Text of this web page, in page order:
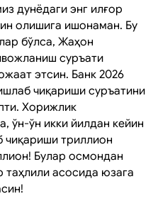
дунёдаги энг илғор
олишига ишонаман. Бу
бўлса, Жаҳон
суръати
этсин. Банк 2026
чиқариши суръатини
Хорижлик
ўн-ўн икки йилдан кейин
чиқариши триллион
Булар осмондан
таҳлили асосида юзага